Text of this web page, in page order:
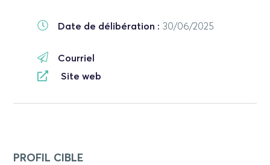
Date de délibération : 30/06/2025
Courriel
Site web
PROFIL CIBLE